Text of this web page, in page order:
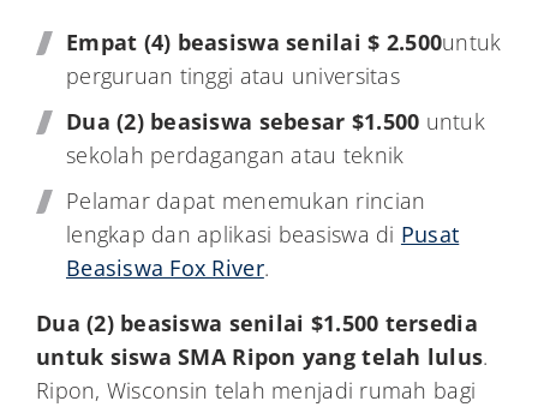
Empat (4) beasiswa senilai $ 2.500untuk
perguruan tinggi atau universitas
Dua (2) beasiswa sebesar $1.500 untuk
sekolah perdagangan atau teknik
Pelamar dapat menemukan rincian
lengkap dan aplikasi beasiswa di Pusat
Beasiswa Fox River.
Dua (2) beasiswa senilai $1.500 tersedia
untuk siswa SMA Ripon yang telah lulus.
Ripon, Wisconsin telah menjadi rumah bagi